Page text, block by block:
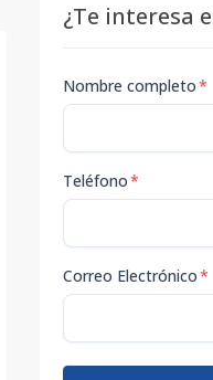
¿Te interesa
Nombre completo*
Teléfono*
Correo Electrónico*